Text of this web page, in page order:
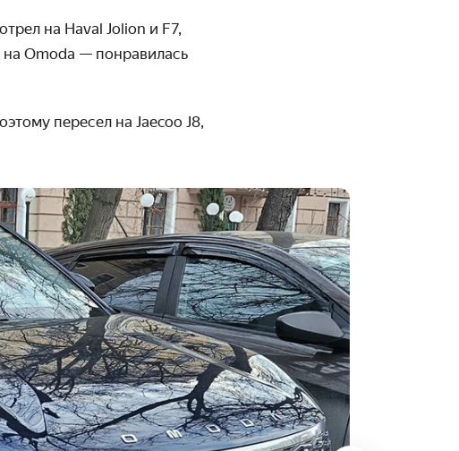
на Haval Jolion и F7,
на Omoda — понравилась
пересел на Jaecoo J8,